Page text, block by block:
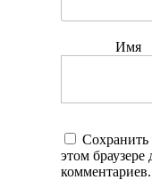
Имя
Сохранить
этом
комментариев.